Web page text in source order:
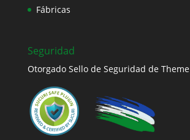
Fábricas
Seguridad
Otorgado Sello de Seguridad de Theme